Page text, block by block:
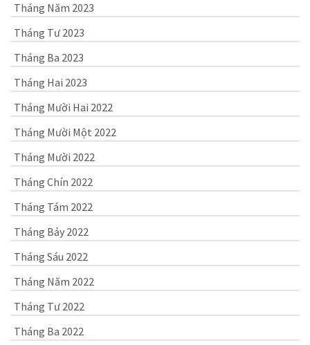
Tháng Năm 2023
Tháng Tư 2023
Tháng Ba 2023
Tháng Hai 2023
Tháng Mười Hai 2022
Tháng Mười Một 2022
Tháng Mười 2022
Tháng Chín 2022
Tháng Tám 2022
Tháng Bảy 2022
Tháng Sáu 2022
Tháng Năm 2022
Tháng Tư 2022
Tháng Ba 2022